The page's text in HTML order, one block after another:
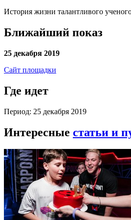
История жизни талантливого
Ближайший показ
25 декабря 2019
Сайт площадки
Где идет
Период: 25 декабря 2019
Интересные статьи и